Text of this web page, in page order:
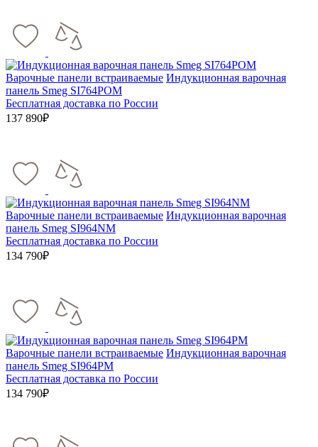
Варочные панели встраиваемые Индукционная варочная
панель Smeg SI764POM
Бесплатная доставка по России
137 890₽
Варочные панели встраиваемые Индукционная варочная
панель Smeg SI964NM
Бесплатная доставка по России
134 790₽
Варочные панели встраиваемые Индукционная варочная
панель Smeg SI964PM
Бесплатная доставка по России
134 790₽